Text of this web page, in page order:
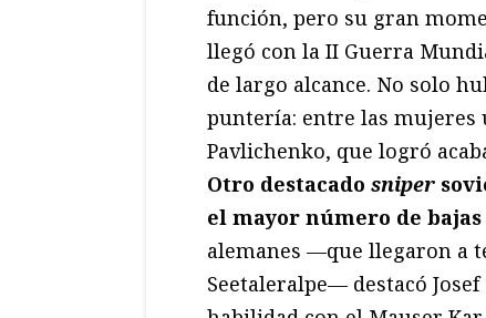
función, pero su gran
llegó con la II Guerra
de largo alcance. No solo
puntería: entre las mujeres
Pavlichenko, que logró
Otro destacado sniper
el mayor número de
alemanes —que llegaron a
Seetaleralpe— destacó